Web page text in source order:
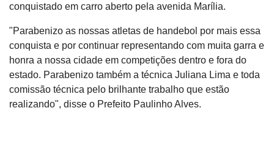
conquistado em carro aberto pela avenida Marília.
"Parabenizo as nossas atletas de handebol por mais essa
conquista e por continuar representando com muita garra e
honra a nossa cidade em competições dentro e fora do
estado. Parabenizo também a técnica Juliana Lima e toda
comissão técnica pelo brilhante trabalho que estão
realizando", disse o Prefeito Paulinho Alves.